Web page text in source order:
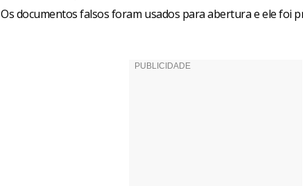
Os documentos falsos foram usados para abertura e ele foi